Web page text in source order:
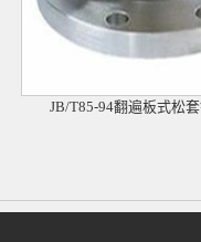
JB/T85-94翻遍板式松